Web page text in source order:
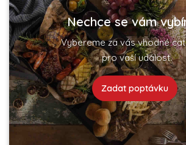
Nechce se vám
Vybereme za vás vhodné
pro vaší událost.
Zadat poptávku